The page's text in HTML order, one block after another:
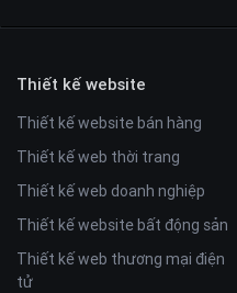
Thiết kế website
Thiết kế website bán hàng
Thiết kế web thời trang
Thiết kế web doanh nghiệp
Thiết kế website bất động sản
Thiết kế web thương mại điện
tử